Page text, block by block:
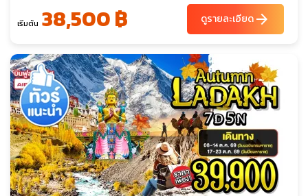
เริ่มต้น 38,500 ฿ ดูรายละเอียดarrow_forward